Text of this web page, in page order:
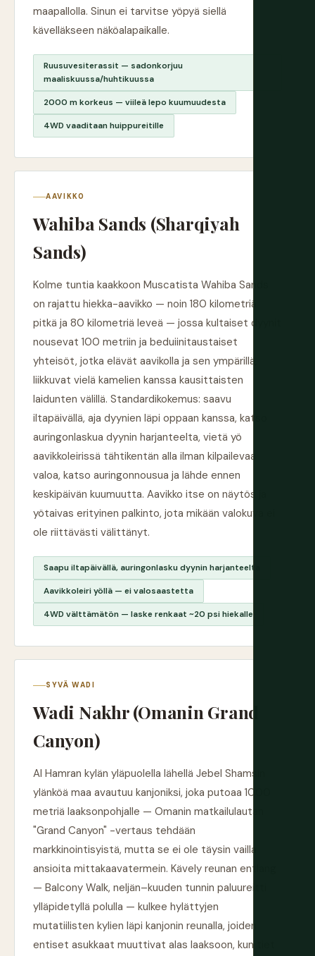
maapallolla. Sinun ei tarvitse yöpyä siellä
kävelläkseen näköalapaikalle.
Ruusuvesiterassit — sadonkorjuu
maaliskuussa/huhtikuussa
2000 m korkeus — viileä lepo kuumuudesta
4WD vaaditaan huippureitille
AAVIKKO
Wahiba Sands (Sharqiyah
Sands)
Kolme tuntia kaakkoon Muscatista Wahiba Sands
on rajattu hiekka-aavikko — noin 180 kilometriä
pitkä ja 80 kilometriä leveä — jossa kultaiset dyynit
nousevat 100 metriin ja beduiinitaustaiset
yhteisöt, jotka elävät aavikolla ja sen ympärillä,
liikkuvat vielä kamelien kanssa kausittaisten
laidunten välillä. Standardikokemus: saavu
iltapäivällä, aja dyynien läpi oppaan kanssa, katso
auringonlaskua dyynin harjanteelta, vietä yö
aavikkoleirissä tähtikentän alla ilman kilpailevaa
valoa, katso auringonnousua ja lähde ennen
keskipäivän kuumuutta. Aavikko itse on näytös ja
yötaivas erityinen palkinto, jota mikään valokuva ei
ole riittävästi välittänyt.
Saapu iltapäivällä, auringonlasku dyynin harjanteelta
Aavikkoleiri yöllä — ei valosaastetta
4WD välttämätön — laske renkaat ~20 psi hiekalle
SYVÄ WADI
Wadi Nakhr (Omanin Grand
Canyon)
Al Hamran kylän yläpuolella lähellä Jebel Shamsin
ylänköä maa avautuu kanjoniksi, joka putoaa 1000
metriä laaksonpohjalle — Omanin matkailulautan
"Grand Canyon" -vertaus tehdään
markkinointisyistä, mutta se ei ole täysin vailla
ansioita mittakaavatermein. Kävely reunan entlang
— Balcony Walk, neljän–kuuden tunnin paluureitti
ylläpidetyllä polulla — kulkee hylättyjen
mutatiilisten kylien läpi kanjonin reunalla, joiden
entiset asukkaat muuttivat alas laaksoon, kun tiet